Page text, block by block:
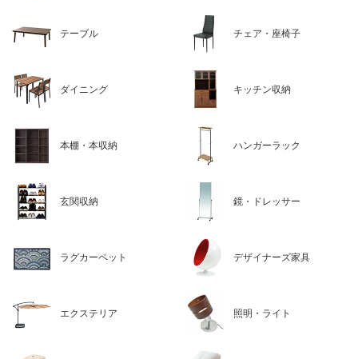
テーブル チェア・座椅子
ダイニング キッチン収納
本棚・本収納 ハンガーラック
玄関収納 鏡・ドレッサー
ラグカーペット デザイナーズ家具
エクステリア 照明・ライト